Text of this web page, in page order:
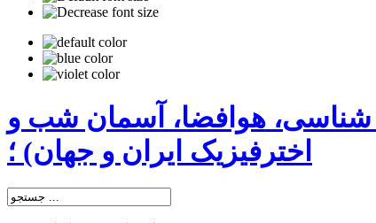
شناسی، هوافضا، آسمان شب و
اخترفیزیک ایران و جهان) ؛